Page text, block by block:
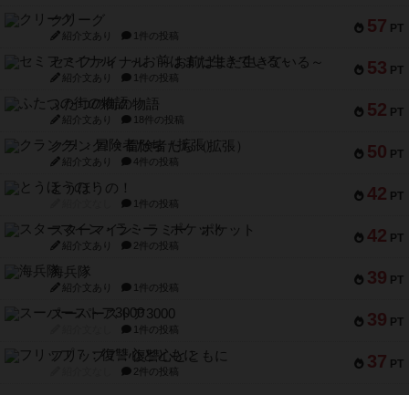
57 PT
クリーグ
紹介文あり 1件の投稿
53 PT
セミファイナル ～お前はまだ生きている～
紹介文あり 1件の投稿
52 PT
ふたつの街の物語
紹介文あり 18件の投稿
50 PT
クランク! ：冒険者たち（拡張）
紹介文あり 4件の投稿
42 PT
とうほうの！
1件の投稿
42 PT
スターマイン・ラミー ポケット
紹介文あり 2件の投稿
39 PT
海兵隊
紹介文あり 1件の投稿
39 PT
スーパーストア3000
1件の投稿
37 PT
フリップ７：復讐心とともに
2件の投稿